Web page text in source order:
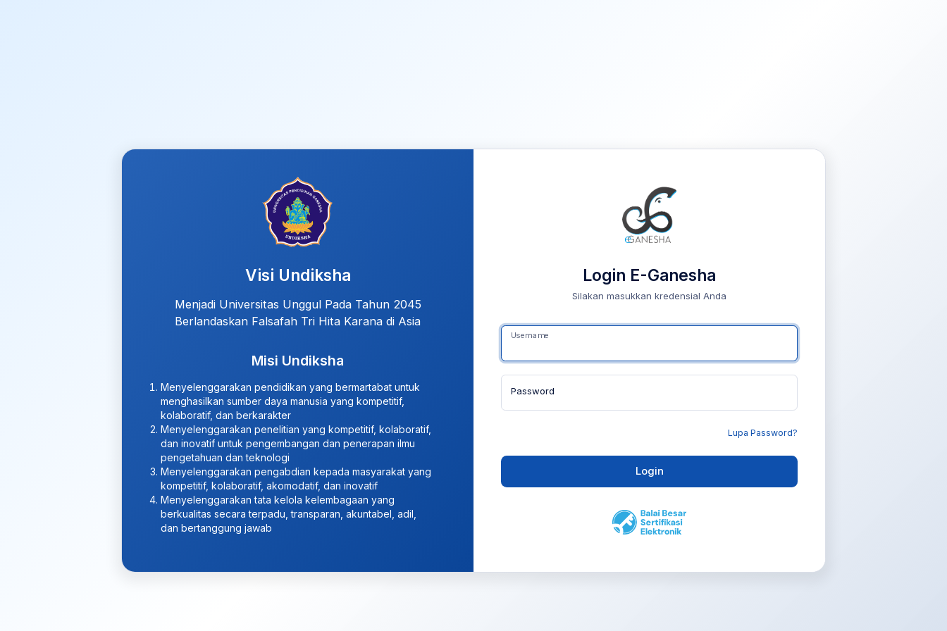
Visi Undiksha
Menjadi Universitas Unggul Pada Tahun 2045
Berlandaskan Falsafah Tri Hita Karana di Asia
Misi Undiksha
Menyelenggarakan pendidikan yang bermartabat untuk
menghasilkan sumber daya manusia yang kompetitif,
kolaboratif, dan berkarakter
Menyelenggarakan penelitian yang kompetitif, kolaboratif,
dan inovatif untuk pengembangan dan penerapan ilmu
pengetahuan dan teknologi
Menyelenggarakan pengabdian kepada masyarakat yang
kompetitif, kolaboratif, akomodatif, dan inovatif
Menyelenggarakan tata kelola kelembagaan yang
berkualitas secara terpadu, transparan, akuntabel, adil,
dan bertanggung jawab
Login E-Ganesha
Silakan masukkan kredensial Anda
Username
Password
Lupa Password?
Login